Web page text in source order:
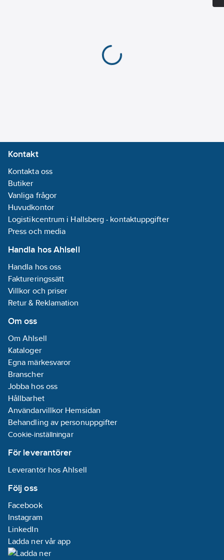
Kontakt
Kontakta oss
Butiker
Vanliga frågor
Huvudkontor
Logistikcentrum i Hallsberg - kontaktuppgifter
Press och media
Handla hos Ahlsell
Handla hos oss
Faktureringssätt
Villkor och priser
Retur & Reklamation
Om oss
Om Ahlsell
Kataloger
Egna märkesvaror
Branscher
Jobba hos oss
Hållbarhet
Användarvillkor Hemsidan
Behandling av personuppgifter
Cookie-inställningar
För leverantörer
Leverantör hos Ahlsell
Följ oss
Facebook
Instagram
LinkedIn
Ladda ner vår app